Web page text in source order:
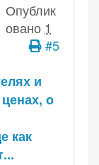
Опублик
овано 1
#5
и
о
как